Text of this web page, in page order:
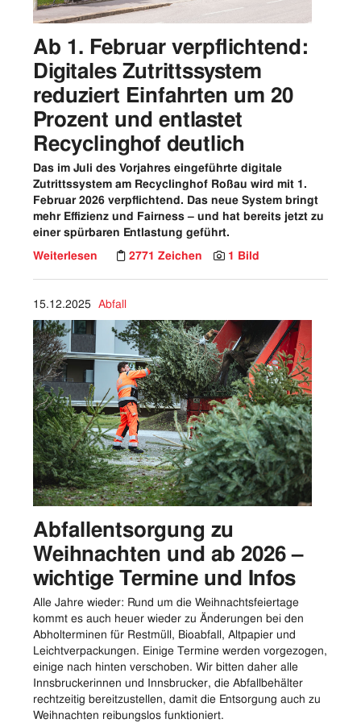
Ab 1. Februar verpflichtend:
Digitales Zutrittssystem
reduziert Einfahrten um 20
Prozent und entlastet
Recyclinghof deutlich
Das im Juli des Vorjahres eingeführte digitale
Zutrittssystem am Recyclinghof Roßau wird mit 1.
Februar 2026 verpflichtend. Das neue System bringt
mehr Effizienz und Fairness – und hat bereits jetzt zu
einer spürbaren Entlastung geführt.
Weiterlesen
2771 Zeichen 1 Bild
15.12.2025 Abfall
Abfallentsorgung zu
Weihnachten und ab 2026 –
wichtige Termine und Infos
Alle Jahre wieder: Rund um die Weihnachtsfeiertage
kommt es auch heuer wieder zu Änderungen bei den
Abholterminen für Restmüll, Bioabfall, Altpapier und
Leichtverpackungen. Einige Termine werden vorgezogen,
einige nach hinten verschoben. Wir bitten daher alle
Innsbruckerinnen und Innsbrucker, die Abfallbehälter
rechtzeitig bereitzustellen, damit die Entsorgung auch zu
Weihnachten reibungslos funktioniert.